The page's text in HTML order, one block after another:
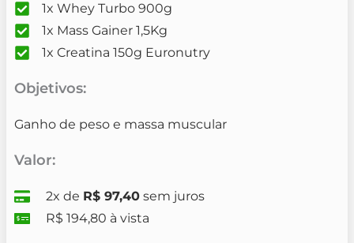
1x Whey Turbo 900g
1x Mass Gainer 1,5Kg
1x Creatina 150g Euronutry
Objetivos:
Ganho de peso e massa muscular
Valor:
2x de R$ 97,40 sem juros
R$ 194,80 à vista